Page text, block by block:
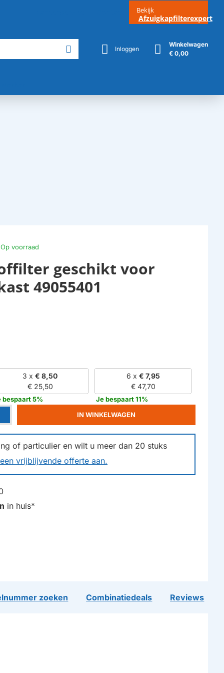
Bekijk
Afzuigkapfilterexpert
Inloggen
Winkelwagen
€ 0,00
geschikt voor
49055401
Op voorraad
3 x€ 8,50
€ 25,50
bespaart 5%
6 x € 7,95
€ 47,70
Je bespaart 11%
of particulier en wilt u meer dan 20 stuks
vrijblijvende offerte aan.
IN WINKELWAGEN
in huis*
zoeken Combinatiedeals Reviews